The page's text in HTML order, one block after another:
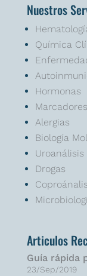
Nuestros
Química
Hormonas
Alergias
Biología
Uroanálisis
Drogas
Articulos
Guía rápida
23/Sep/2019